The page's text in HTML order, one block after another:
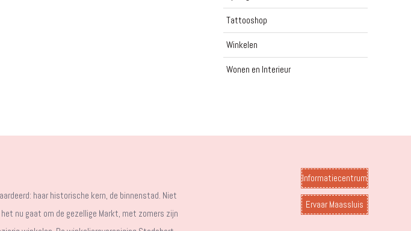
Tattooshop
Winkelen
Wonen en Interieur
haar historische kern, de binnenstad. Niet
nu gaat om de gezellige Markt, met zomers zijn
Informatiecentrum
Ervaar Maassluis